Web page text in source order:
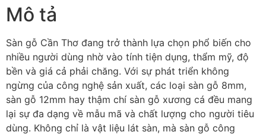
Mô tả
Sàn gỗ Cần Thơ đang trở thành lựa chọn phổ biến cho
nhiều người dùng nhờ vào tính tiện dụng, thẩm mỹ, độ
bền và giá cả phải chăng. Với sự phát triển không
ngừng của công nghệ sản xuất, các loại sàn gỗ 8mm,
sàn gỗ 12mm hay thậm chí sàn gỗ xương cá đều mang
lại sự đa dạng về mẫu mã và chất lượng cho người tiêu
dùng. Không chỉ là vật liệu lát sàn, mà sàn gỗ công